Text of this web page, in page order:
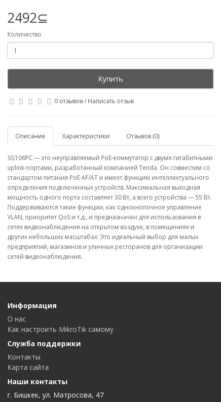
2492⊆
Количество
Купить
0 отзывов/ Написать отзыв
Описание Характеристики Отзывов (0)
SG106PC — это неуправляемый PoE-коммутатор с двумя гигабитными
uplink-портами, разработанный компанией Tenda. Он совместим со
стандартом питания PoE AF/AT и имеет функцию интеллектуального
определения подключенных устройств. Максимальная выходная
мощность одного порта составляет 30 Вт, а всего устройства — 55 Вт.
Поддерживаются такие функции, как однокнопочное управление
VLAN, приоритет QoS и т.д., и предназначен для использования в
сетях видеонаблюдения на открытом воздухе, в помещениях и
других небольших масштабах. Это идеальный выбор для малых
предприятий, магазинов и уличных ресторанов для организации
сетей видеонаблюдения.
Информация
О нас
Как настроить MikroTik самому
Служба поддержки
Контакты
Карта сайта
Наши контакты
г. Бишкек, ул. Матросова, 47